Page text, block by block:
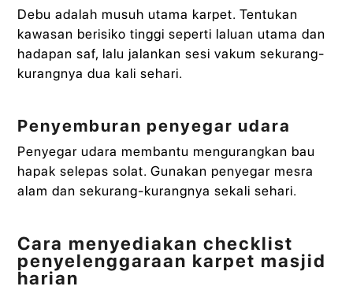
Debu adalah musuh utama karpet. Tentukan
kawasan berisiko tinggi seperti laluan utama dan
hadapan saf, lalu jalankan sesi vakum sekurang-
kurangnya dua kali sehari.
Penyemburan penyegar udara
Penyegar udara membantu mengurangkan bau
hapak selepas solat. Gunakan penyegar mesra
alam dan sekurang-kurangnya sekali sehari.
Cara menyediakan checklist
penyelenggaraan karpet masjid
harian